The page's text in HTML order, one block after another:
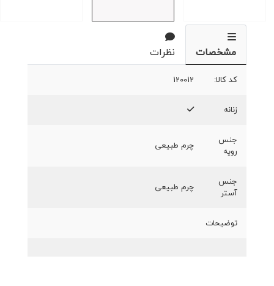
مشخصات نظرات
کد کالا: 120012
زنانه
جنس
رویه
چرم طبیعی
جنس
آستر
چرم طبیعی
توضیحات